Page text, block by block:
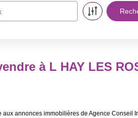
à L HAY LES
annonces immobilières de Agence Conseil